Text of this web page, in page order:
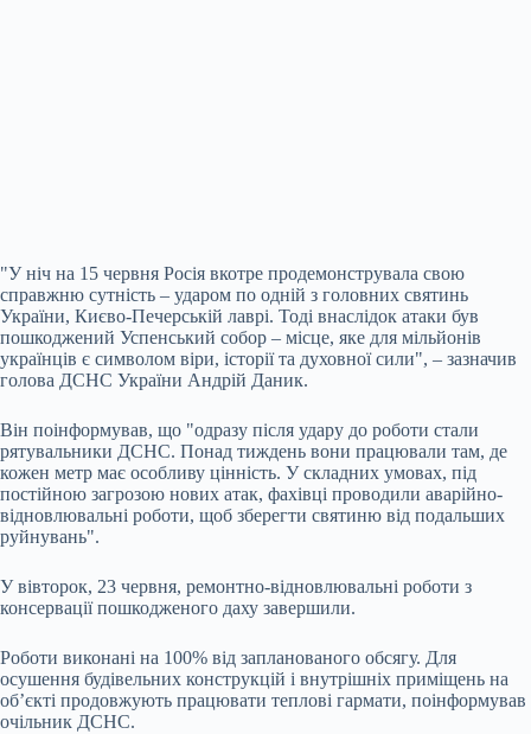
"У ніч на 15 червня Росія вкотре продемонструвала свою
справжню сутність – ударом по одній з головних святинь
України, Києво-Печерській лаврі. Тоді внаслідок атаки був
пошкоджений Успенський собор – місце, яке для мільйонів
українців є символом віри, історії та духовної сили", – зазначив
голова ДСНС України Андрій Даник.
Він поінформував, що "одразу після удару до роботи стали
рятувальники ДСНС. Понад тиждень вони працювали там, де
кожен метр має особливу цінність. У складних умовах, під
постійною загрозою нових атак, фахівці проводили аварійно-
відновлювальні роботи, щоб зберегти святиню від подальших
руйнувань".
У вівторок, 23 червня, ремонтно-відновлювальні роботи з
консервації пошкодженого даху завершили.
Роботи виконані на 100% від запланованого обсягу. Для
осушення будівельних конструкцій і внутрішніх приміщень на
об’єкті продовжують працювати теплові гармати, поінформував
очільник ДСНС.